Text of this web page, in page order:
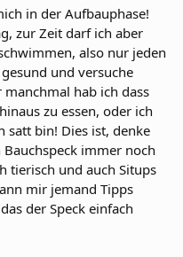
in der Aufbauphase!
zur Zeit darf ich aber
also nur jeden
und versuche
hab ich dass
zu essen, oder ich
satt bin! Dies ist, denke
immer noch
tierisch und auch Situps
mir jemand Tipps
der Speck einfach